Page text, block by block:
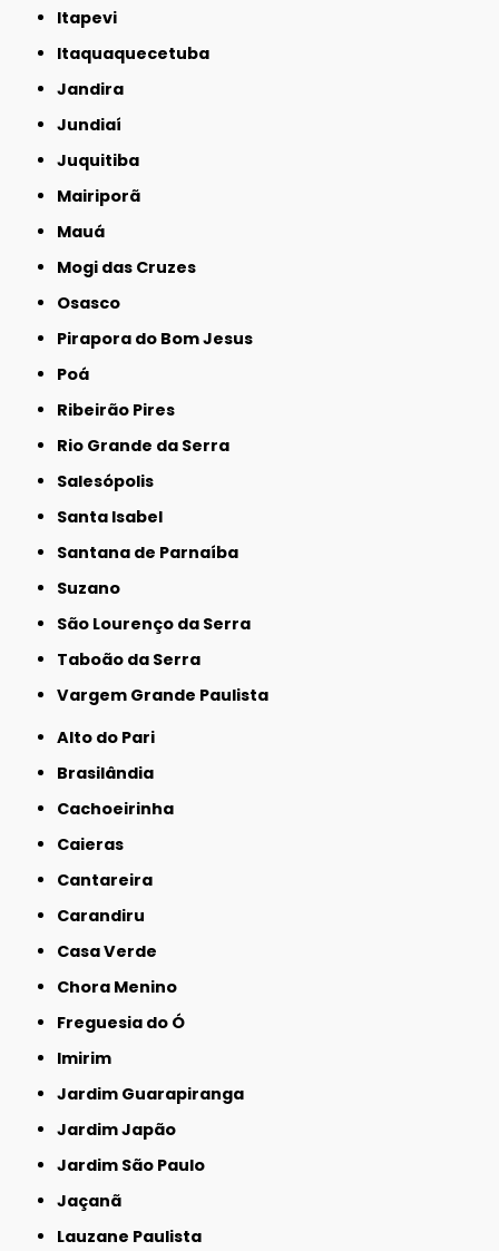
Itapevi
Itaquaquecetuba
Jandira
Jundiaí
Juquitiba
Mairiporã
Mauá
Mogi das Cruzes
Osasco
Pirapora do Bom Jesus
Poá
Ribeirão Pires
Rio Grande da Serra
Salesópolis
Santa Isabel
Santana de Parnaíba
Suzano
São Lourenço da Serra
Taboão da Serra
Vargem Grande Paulista
Alto do Pari
Brasilândia
Cachoeirinha
Caieras
Cantareira
Carandiru
Casa Verde
Chora Menino
Freguesia do Ó
Imirim
Jardim Guarapiranga
Jardim Japão
Jardim São Paulo
Jaçanã
Lauzane Paulista